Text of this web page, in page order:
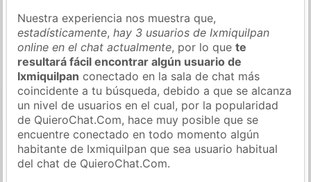
Nuestra experiencia nos muestra que,
estadísticamente,hay 3 usuarios de Ixmiquilpan
online en el chat actualmente, por lo quete
resultará fácil encontrar algún usuario de
Ixmiquilpan conectado en la sala de chat más
coincidente a tu búsqueda, debido a que se alcanza
un nivel de usuarios en el cual, por la popularidad
de QuieroChat.Com, hace muy posible que se
encuentre conectado en todo momento algún
habitante de Ixmiquilpan que sea usuario habitual
del chat de QuieroChat.Com.